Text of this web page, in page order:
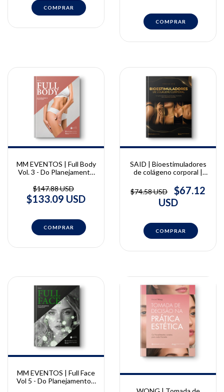
MM EVENTOS | Full Body
Vol. 3 - Do Planejamento
$147.88 USD
$133.09 USD
SAID | Bioestimuladores
de colágeno corporal |
$74.58 USD
$67.12
USD
MM EVENTOS | Full Face
Vol 5 - Do Planejamento à